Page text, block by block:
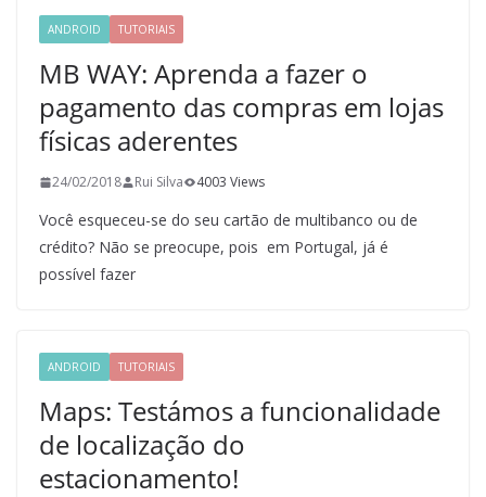
ANDROID TUTORIAIS
MB WAY: Aprenda a fazer o
pagamento das compras em lojas
físicas aderentes
24/02/2018 Rui Silva 4003 Views
Você esqueceu-se do seu cartão de multibanco ou de
crédito? Não se preocupe, pois em Portugal, já é
possível fazer
ANDROID TUTORIAIS
Maps: Testámos a funcionalidade
de localização do
estacionamento!